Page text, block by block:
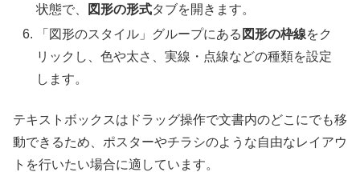
状態で、
図形の形式タブを開きます。
「図形のスタイル」グループにある 図形の枠線をク
リックし、色や太さ、実線・点線などの種類を設定
します。
テキストボックスはドラッグ操作で文書内のどこにでも移
動できるため、ポスターやチラシのような自由なレイアウ
トを行いたい場合に適しています。